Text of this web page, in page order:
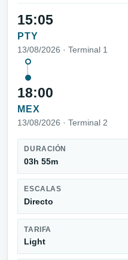
15:05
PTY
13/08/2026 · Terminal 1
18:00
MEX
13/08/2026 · Terminal 2
DURACIÓN
03h 55m
ESCALAS
Directo
TARIFA
Light